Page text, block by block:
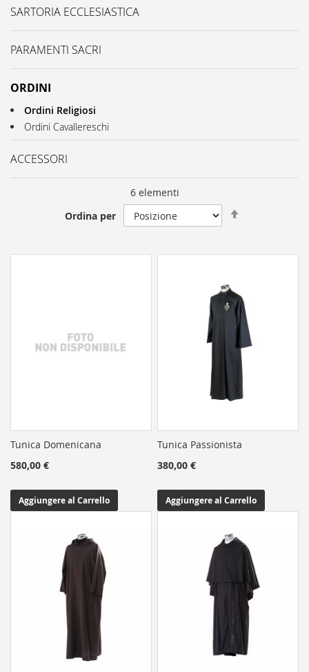
6elementi
Ordina per
Tunica Domenicana
580,00 €
Aggiungere al Carrello
Tunica Passionista
380,00 €
Aggiungere al Carrello
SARTORIA ECCLESIASTICA
PARAMENTI SACRI
ORDINI
Ordini Religiosi
Ordini Cavallereschi
ACCESSORI